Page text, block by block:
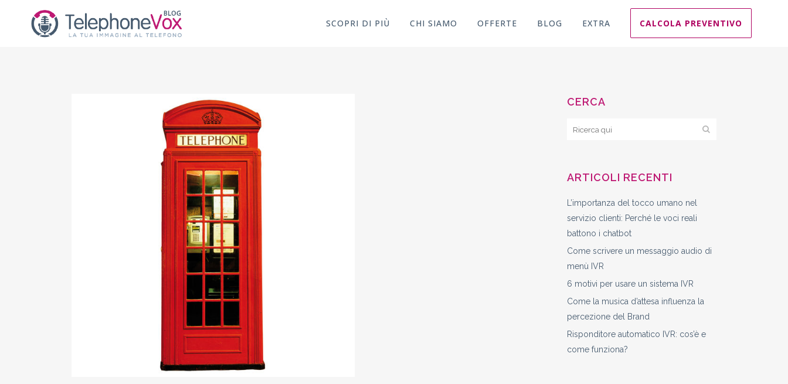
SCOPRI DI PIÙ CHI SIAMO OFFERTE BLOG EXTRA CALCOLA PREVENTIVO
CERCA
ARTICOLI RECENTI
L’importanza del tocco umano nel
servizio clienti: Perché le voci reali
battono i chatbot
Come scrivere un messaggio audio di
menù IVR
6 motivi per usare un sistema IVR
Come la musica d’attesa influenza la
percezione del Brand
Risponditore automatico IVR: cos’è e
come funziona?